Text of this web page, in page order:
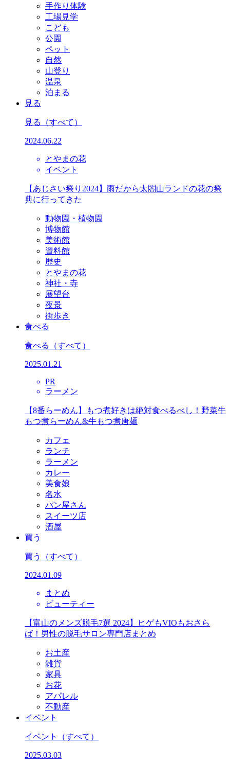
手作り体験
工場見学
こども
公園
ペット
自然
山登り
温泉
泊まる
見る
見る （すべて）
2024.06.22
とやまの花
イベント
【あじさい祭り2024】雨だから太閤山ランドの花の祭
典に行ってきた
動物園・植物園
博物館
美術館
資料館
歴史
とやまの花
神社・寺
展望台
夜景
街歩き
食べる
食べる （すべて）
2025.01.21
PR
ラーメン
【8番らーめん】もつ煮好きは絶対食べるべし！野菜牛
もつ煮らーめん&牛もつ煮唐麺
カフェ
ランチ
ラーメン
カレー
美食娘
名水
パン屋さん
スイーツ店
酒屋
買う
買う （すべて）
2024.01.09
まとめ
ビューティー
【富山のメンズ脱毛7選 2024】ヒゲもVIOもおさら
ば！男性の脱毛サロン専門店まとめ
お土産
雑貨
家具
お花
アパレル
不動産
イベント
イベント （すべて）
2025.03.03